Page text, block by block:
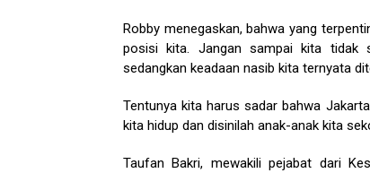
Robby menegaskan, bahwa yang
posisi kita. Jangan sampai kita tidak
sedangkan keadaan nasib kita ternyata
Tentunya kita harus sadar bahwa
kita hidup dan disinilah anak-anak kita
Taufan Bakri, mewakili pejabat dari